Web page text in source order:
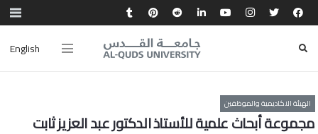
English
الهيئة الاكاديمية والموظفين
مجموعة أبحاث علمية للأستاذ الدكتور عبد العزيز ثابت